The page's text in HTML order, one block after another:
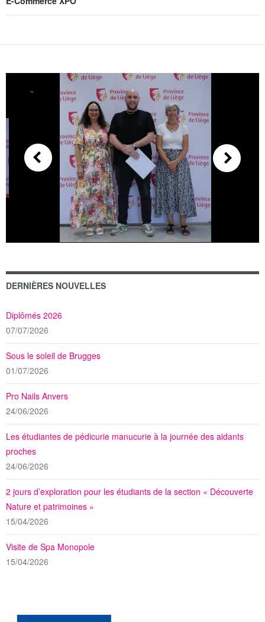
DERNIÈRES NOUVELLES
Diplômés 2026
07/07/2026
Sous le soleil de Brugges
01/07/2026
Pro Nails Anvers
24/06/2026
Les étudiantes de pédicurie manucurie à la journée des aidants
proches
24/06/2026
2 jours d’exploration pour les étudiants de la section « Découverte
Nature et patrimoines »
15/04/2026
Visite de Spa Monopole
15/04/2026